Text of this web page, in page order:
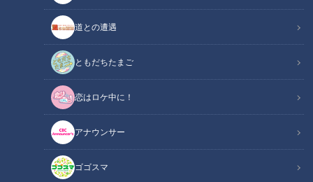
道との遭遇
ともだちたまご
恋はロケ中に！
アナウンサー
ゴゴスマ
ニュースコラム
東西南北論説風
「泰平の眠りを覚ます」と狂歌でも謳われた江戸時代末期の黒
船の来航。この出来事がなければ、今や生活必需品である「ス
リッパ」は誕生しなかったかもしれない。日本生まれのスリッ
パ、実は当時の外交に一役買っていた。
嘉永6年（1853年）、米国ペリー艦隊の黒船が浦賀沖にやって
来て、徳川幕府に対して鎖国をやめて、開国するよう迫った。